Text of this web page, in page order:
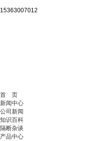
15363007012
首 页
新闻中心
公司新闻
知识百科
隔断杂谈
产品中心